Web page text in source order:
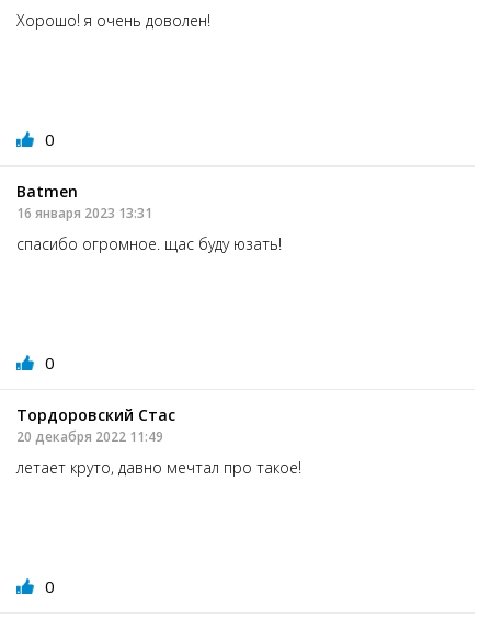
Хорошо! я очень доволен!
0
Batmen
16 января 2023 13:31
спасибо огромное. щас буду юзать!
0
Тордоровский Стас
20 декабря 2022 11:49
летает круто, давно мечтал про такое!
0